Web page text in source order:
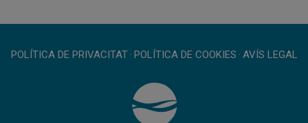
POLÍTICA DE PRIVACITAT · POLÍTICA DE COOKIES · AVÍS LEGAL